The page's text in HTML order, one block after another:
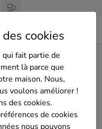
cookies
fait partie de
là parce que
maison. Nous,
voulons améliorer !
des cookies.
de cookies
nous pouvons
à Soumagne